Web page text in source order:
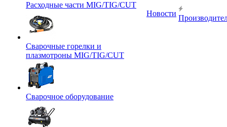
Расходные части MIG/TIG/CUT
Сварочные горелки и
плазмотроны MIG/TIG/CUT
Сварочное оборудование
Новости